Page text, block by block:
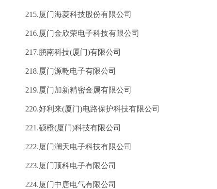
215.厦门海菱科技股份有限公司
216.厦门金欣荣电子科技有限公司
217.鹏南科技(厦门)有限公司
218.厦门源乾电子有限公司
219.厦门加新精密金属有限公司
220.好利来(厦门)电路保护科技有限公司
221.硕橙(厦门)科技有限公司
222.厦门澜天电子科技有限公司
223.厦门顶科电子有限公司
224.厦门中唐电气有限公司